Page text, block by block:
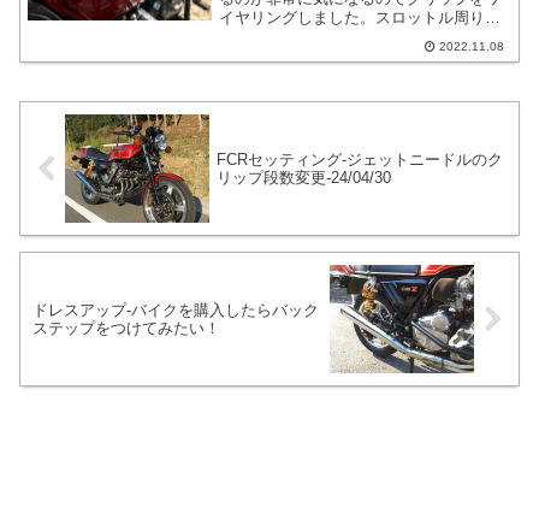
イヤリングしました。スロットル周りの
に書いていこうと思います。グリップは
2022.11.08
FCRセッティング-ジェットニードルのク
リップ段数変更-24/04/30
ドレスアップ-バイクを購入したらバック
ステップをつけてみたい！